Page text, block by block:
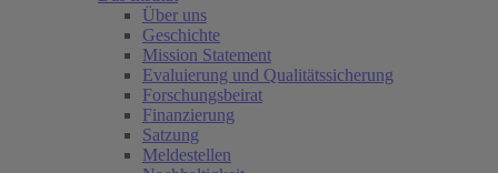
Über uns
Geschichte
Mission Statement
Evaluierung und Qualitätssicherung
Forschungsbeirat
Finanzierung
Satzung
Meldestellen